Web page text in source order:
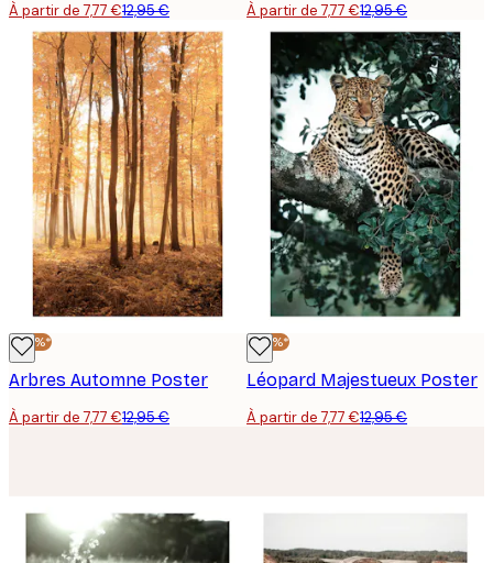
À partir de 7,77 €12,95 € À partir de 7,77 €12,95 €
-40%*
Arbres Automne Poster
À partir de 7,77 €12,95 €
-40%*
Léopard Majestueux Poster
À partir de 7,77 €12,95 €